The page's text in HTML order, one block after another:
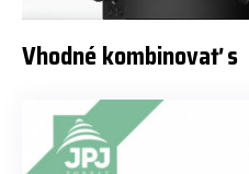
Vhodné kombinovať s